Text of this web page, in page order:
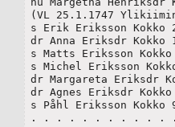
(VL 25.1.1747
s Erik Eriksson
dr Anna Eriksdr
s Matts Eriksson
s Michel Eriksson
dr Margareta Eriksdr
dr Agnes Eriksdr
s Påhl Eriksson
. . . . . . . . . . .